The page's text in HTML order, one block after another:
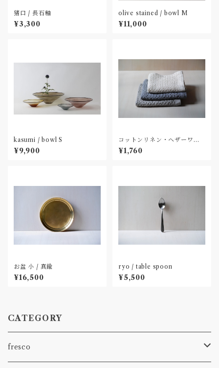
猪口 / 長石釉
¥3,300
olive stained / bowl M
¥11,000
kasumi / bowl S
¥9,900
コットンリネン・ヘザーワッ
フル M
¥1,760
お盆 小 / 真鍮
¥16,500
ryo / table spoon
¥5,500
CATEGORY
fresco